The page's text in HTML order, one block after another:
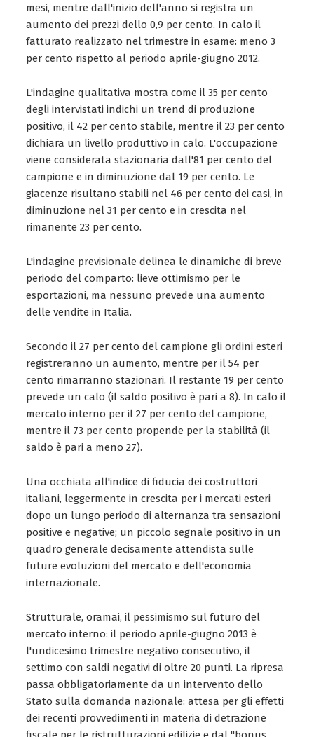
mesi, mentre dall'inizio dell'anno si registra un
aumento dei prezzi dello 0,9 per cento. In calo il
fatturato realizzato nel trimestre in esame: meno 3
per cento rispetto al periodo aprile-giugno 2012.
L'indagine qualitativa mostra come il 35 per cento
degli intervistati indichi un trend di produzione
positivo, il 42 per cento stabile, mentre il 23 per cento
dichiara un livello produttivo in calo. L'occupazione
viene considerata stazionaria dall'81 per cento del
campione e in diminuzione dal 19 per cento. Le
giacenze risultano stabili nel 46 per cento dei casi, in
diminuzione nel 31 per cento e in crescita nel
rimanente 23 per cento.
L'indagine previsionale delinea le dinamiche di breve
periodo del comparto: lieve ottimismo per le
esportazioni, ma nessuno prevede una aumento
delle vendite in Italia.
Secondo il 27 per cento del campione gli ordini esteri
registreranno un aumento, mentre per il 54 per
cento rimarranno stazionari. Il restante 19 per cento
prevede un calo (il saldo positivo è pari a 8). In calo il
mercato interno per il 27 per cento del campione,
mentre il 73 per cento propende per la stabilità (il
saldo è pari a meno 27).
Una occhiata all'indice di fiducia dei costruttori
italiani, leggermente in crescita per i mercati esteri
dopo un lungo periodo di alternanza tra sensazioni
positive e negative; un piccolo segnale positivo in un
quadro generale decisamente attendista sulle
future evoluzioni del mercato e dell'economia
internazionale.
Strutturale, oramai, il pessimismo sul futuro del
mercato interno: il periodo aprile-giugno 2013 è
l'undicesimo trimestre negativo consecutivo, il
settimo con saldi negativi di oltre 20 punti. La ripresa
passa obbligatoriamente da un intervento dello
Stato sulla domanda nazionale: attesa per gli effetti
dei recenti provvedimenti in materia di detrazione